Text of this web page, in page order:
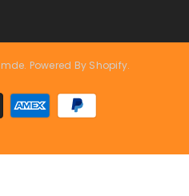
Powered By Shopify.
Zahlungsarten